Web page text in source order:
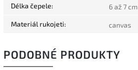
Délka čepele: 6 až 7 cm
Materiál rukojeti: canvas
PODOBNÉ PRODUKTY